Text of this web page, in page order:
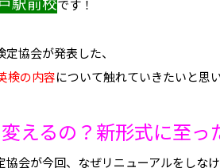
です！
協会が発表した、
検の内容について触れていきたいと思い
えるの？新形式に至っ
協会が今回、なぜリニューアルをしな